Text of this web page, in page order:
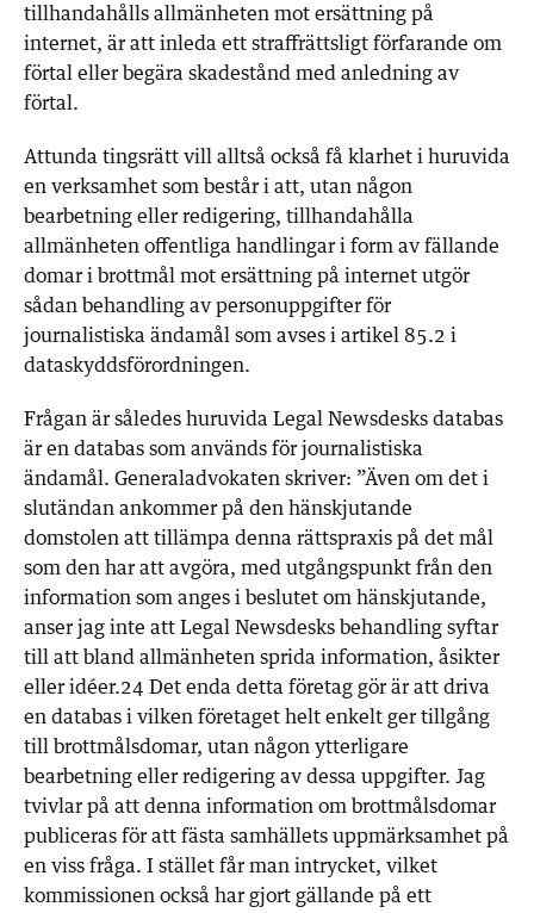
tillhandahålls allmänheten mot ersättning på
internet, är att inleda ett straffrättsligt förfarande om
förtal eller begära skadestånd med anledning av
förtal.
Attunda tingsrätt vill alltså också få klarhet i huruvida
en verksamhet som består i att, utan någon
bearbetning eller redigering, tillhandahålla
allmänheten offentliga handlingar i form av fällande
domar i brottmål mot ersättning på internet utgör
sådan behandling av personuppgifter för
journalistiska ändamål som avses i artikel 85.2 i
dataskyddsförordningen.
Frågan är således huruvida Legal Newsdesks databas
är en databas som används för journalistiska
ändamål. Generaladvokaten skriver: ”Även om det i
slutändan ankommer på den hänskjutande
domstolen att tillämpa denna rättspraxis på det mål
som den har att avgöra, med utgångspunkt från den
information som anges i beslutet om hänskjutande,
anser jag inte att Legal Newsdesks behandling syftar
till att bland allmänheten sprida information, åsikter
eller idéer.24 Det enda detta företag gör är att driva
en databas i vilken företaget helt enkelt ger tillgång
till brottmålsdomar, utan någon ytterligare
bearbetning eller redigering av dessa uppgifter. Jag
tvivlar på att denna information om brottmålsdomar
publiceras för att fästa samhällets uppmärksamhet på
en viss fråga. I stället får man intrycket, vilket
kommissionen också har gjort gällande på ett